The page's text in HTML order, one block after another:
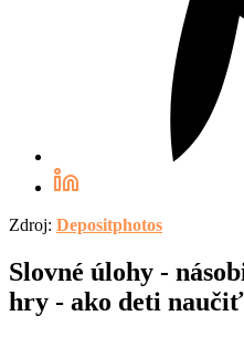
Zdroj: Depositphotos
Slovné úlohy -
hry - ako deti